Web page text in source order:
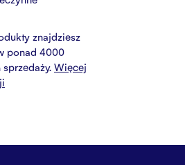
znajdziesz
ponad 4000
Więcej